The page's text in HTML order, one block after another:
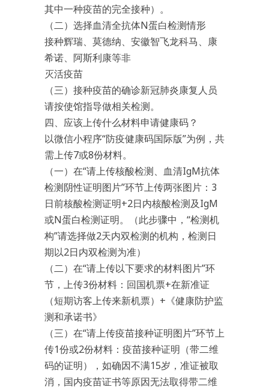
其中一种疫苗的完全接种）。
（二）选择血清全抗体N蛋白检测情形
接种辉瑞、莫德纳、安徽智飞龙科马、康
希诺、阿斯利康等非
灭活疫苗
（三）接种疫苗的确诊新冠肺炎康复人员
请按使馆指导做相关检测。
四、应该上传什么材料申请健康码？
以微信小程序“防疫健康码国际版”为例，共
需上传7或8份材料。
（一）在“请上传核酸检测、血清IgM抗体
检测阴性证明图片”环节上传两张图片：3
日前核酸检测证明+2日内核酸检测及IgM
或N蛋白检测证明。（此步骤中，“检测机
构”请选择做2天内双检测的机构，检测日
期以2日内双检测为准）
（二）在“请上传以下要求的材料图片”环
节，上传3份材料：回国机票+在新准证
（短期访客上传来新机票）+《健康防护监
测和承诺书》
（三）在“请上传疫苗接种证明图片”环节上
传1份或2份材料：疫苗接种证明（带二维
码的证明），如确因不满15岁，准证被取
消，国内疫苗证书等原因无法取得带二维